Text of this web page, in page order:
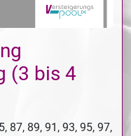
(3 bis 4
87, 89, 91, 93, 95, 97,